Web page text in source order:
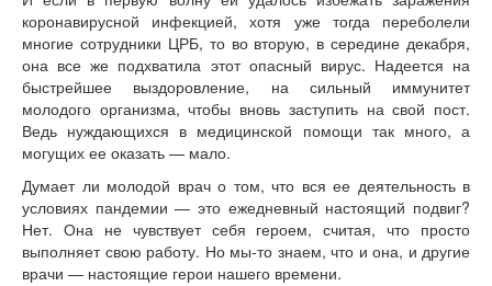
коронавирусной инфекцией, хотя уже тогда переболели
многие сотрудники ЦРБ, то во вторую, в середине декабря,
она все же подхватила этот опасный вирус. Надеется на
быстрейшее выздоровление, на сильный иммунитет
молодого организма, чтобы вновь заступить на свой пост.
Ведь нуждающихся в медицинской помощи так много, а
могущих ее оказать — мало.
Думает ли молодой врач о том, что вся ее деятельность в
условиях пандемии — это ежедневный настоящий подвиг?
Нет. Она не чувствует себя героем, считая, что просто
выполняет свою работу. Но мы-то знаем, что и она, и другие
врачи — настоящие герои нашего времени.